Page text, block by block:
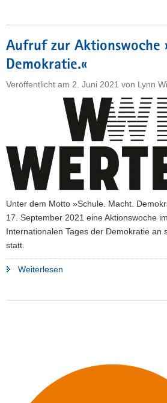
für
eine
Gesellschaft,
in
der
alle
Menschen
gleichwertig
sind
und
ohne
Angst
frei
können«"
Aufruf zur Aktionswoche
Demokratie.«
Veröffentlicht am 2. Juni 2021 von Lynn
Unter dem Motto »Schule. Macht.
17. September 2021 eine Aktionswoche
Internationalen Tages der Demokratie an
statt.
Weiterlesen